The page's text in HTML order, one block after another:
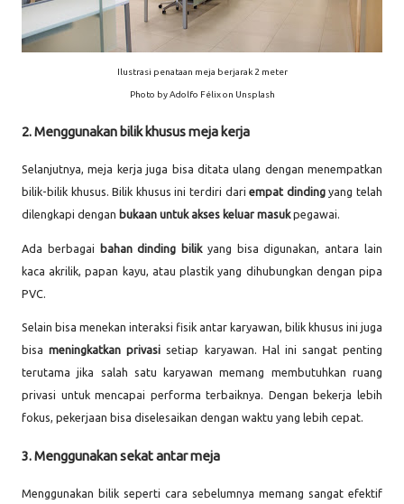
Ilustrasi penataan meja berjarak 2 meter
Photo by Adolfo Félix on Unsplash
2. Menggunakan bilik khusus meja kerja
Selanjutnya, meja kerja juga bisa ditata ulang dengan menempatkan
bilik-bilik khusus. Bilik khusus ini terdiri dariempat dindingyang telah
dilengkapi dengan bukaan untuk akses keluar masukpegawai.
Ada berbagai bahan dinding bilikyang bisa digunakan, antara lain
kaca akrilik, papan kayu, atau plastik yang dihubungkan dengan pipa
PVC.
Selain bisa menekan interaksi fisik antar karyawan, bilik khusus ini juga
bisameningkatkan privasi setiap karyawan. Hal ini sangat penting
terutama jika salah satu karyawan memang membutuhkan ruang
privasi untuk mencapai performa terbaiknya. Dengan bekerja lebih
fokus, pekerjaan bisa diselesaikan dengan waktu yang lebih cepat.
3. Menggunakan sekat antar meja
Menggunakan bilik seperti cara sebelumnya memang sangat efektif